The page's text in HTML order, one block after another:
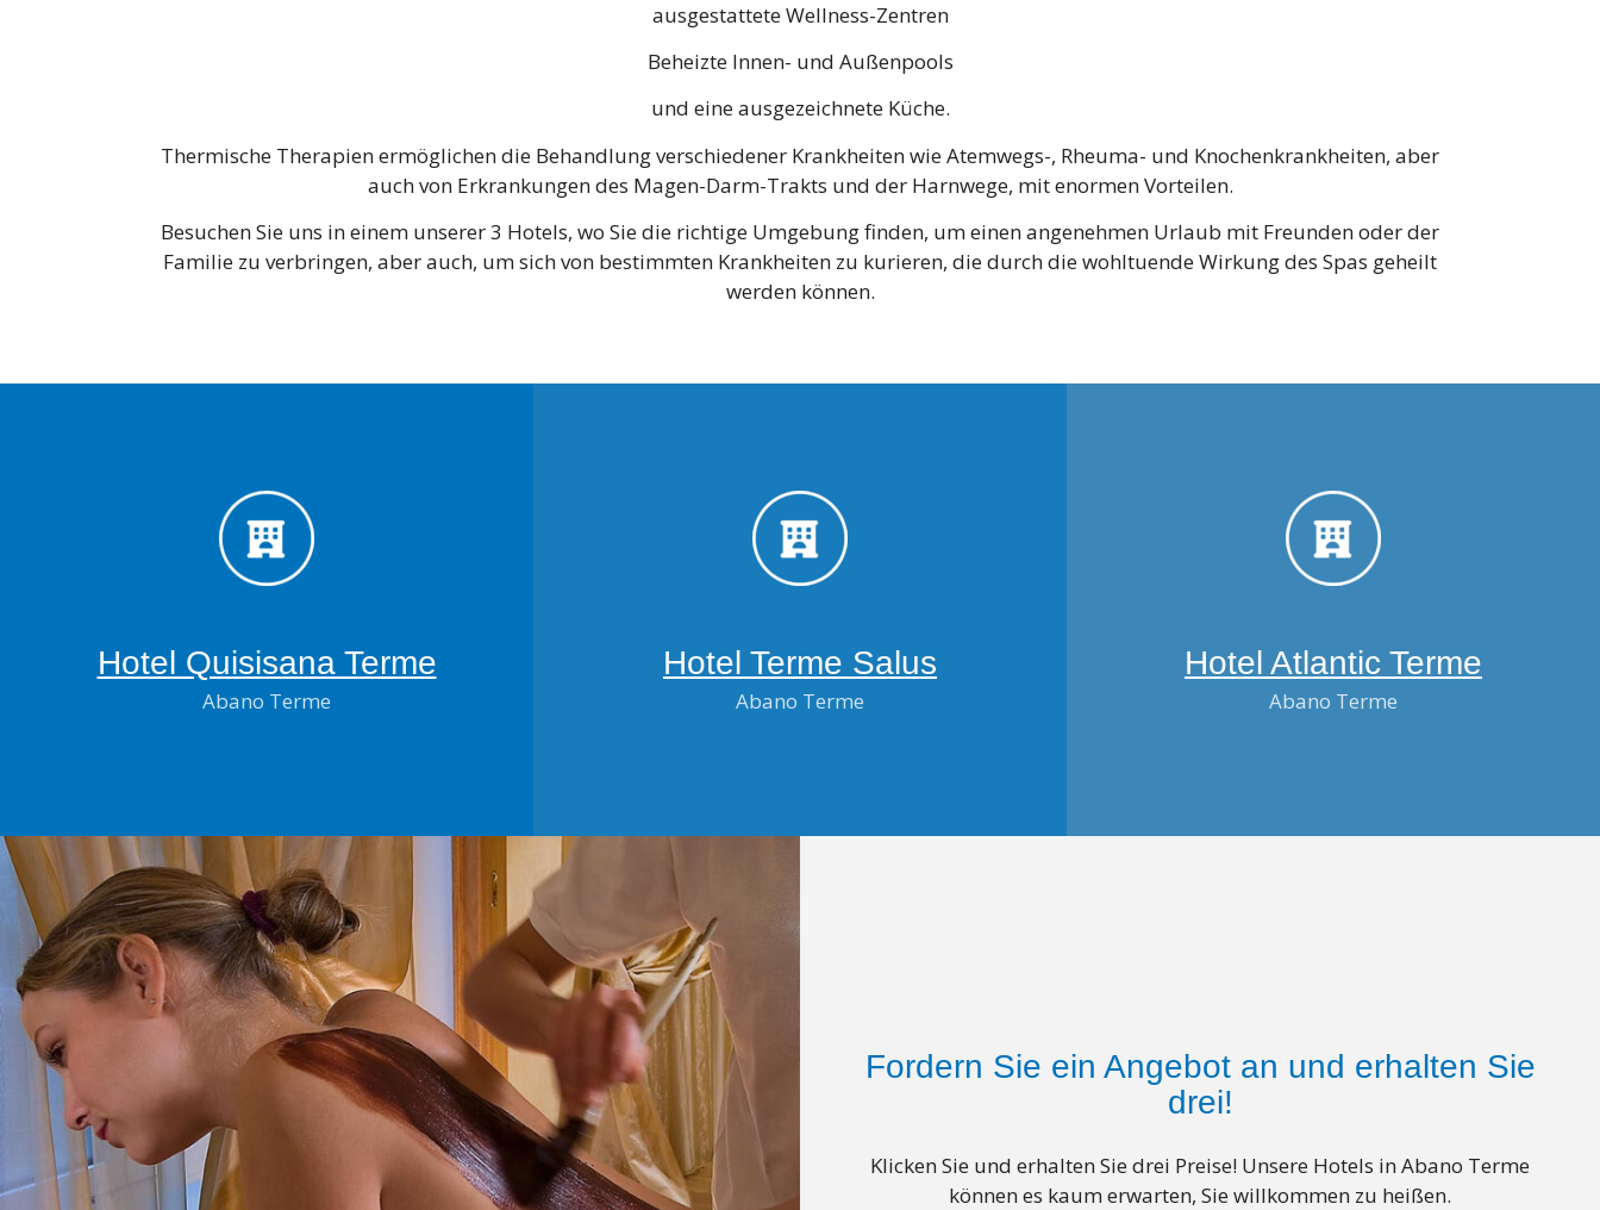
ausgestattete Wellness-Zentren
Beheizte Innen- und Außenpools
und eine ausgezeichnete Küche.
Thermische Therapien ermöglichen die Behandlung verschiedener Krankheiten wie Atemwegs-, Rheuma- und Knochenkrankheiten, aber
auch von Erkrankungen des Magen-Darm-Trakts und der Harnwege, mit enormen Vorteilen.
Besuchen Sie uns in einem unserer 3 Hotels, wo Sie die richtige Umgebung finden, um einen angenehmen Urlaub mit Freunden oder der
Familie zu verbringen, aber auch, um sich von bestimmten Krankheiten zu kurieren, die durch die wohltuende Wirkung des Spas geheilt
werden können.
Hotel Quisisana Terme
Abano Terme
Hotel Terme Salus
Abano Terme
Hotel Atlantic Terme
Abano Terme
Fordern Sie ein Angebot an und erhalten Sie
drei!
Klicken Sie und erhalten Sie drei Preise! Unsere Hotels in Abano Terme
können es kaum erwarten, Sie willkommen zu heißen.